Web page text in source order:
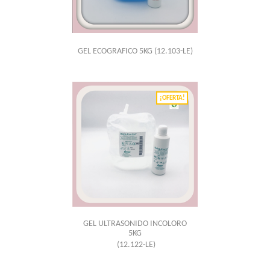
GEL ECOGRAFICO 5KG (12.103-LE)
¡OFERTA!
GEL ULTRASONIDO INCOLORO
5KG
(12.122-LE)